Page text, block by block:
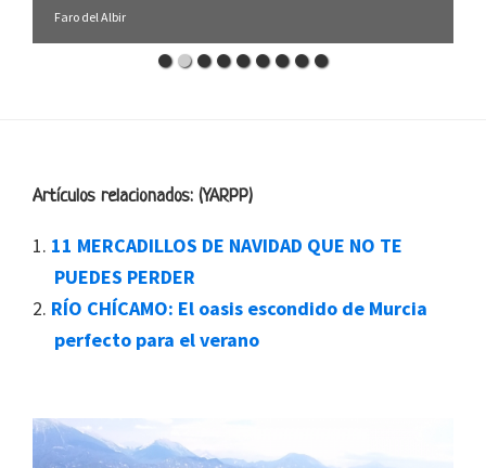
Faro del Albir
FooterArtículos relacionados: (YARPP)
11 MERCADILLOS DE NAVIDAD QUE NO TE
PUEDES PERDER
RÍO CHÍCAMO: El oasis escondido de Murcia
perfecto para el verano